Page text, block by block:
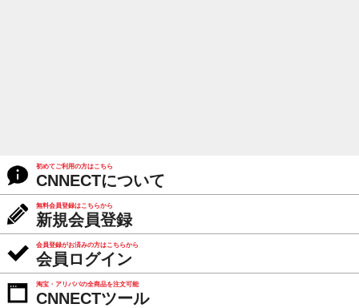
初めてご利用の方はこちら
CNNECTについて
無料会員登録はこちらから
新規会員登録
会員登録がお済みの方はこちらから
会員ログイン
淘宝・アリババの全商品を注文可能
CNNECTツール